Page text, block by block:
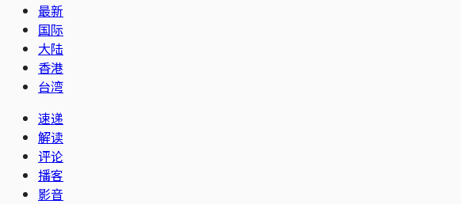
最新
国际
大陆
香港
台湾
速递
解读
评论
播客
影音